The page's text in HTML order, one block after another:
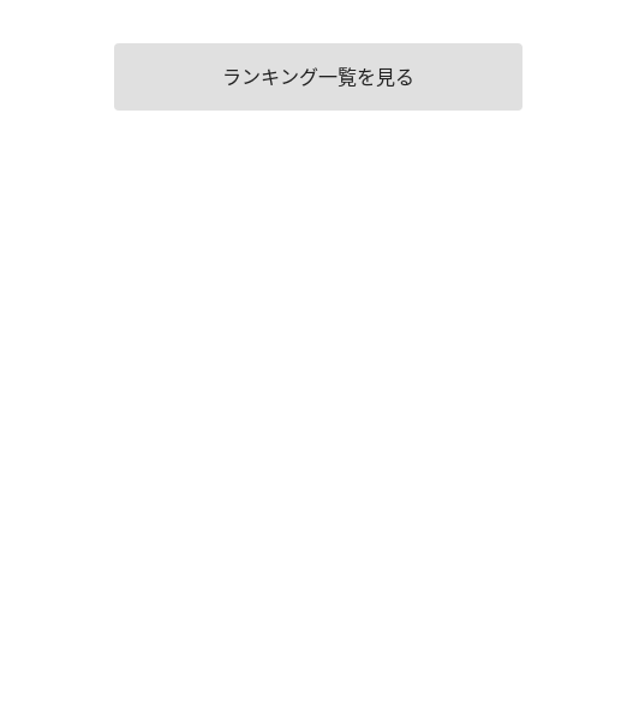
ランキング一覧を見る